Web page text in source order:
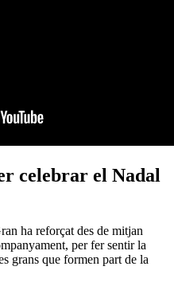
celebrar el Nadal
ha reforçat des de mitjan
per fer sentir la
grans que formen part de la